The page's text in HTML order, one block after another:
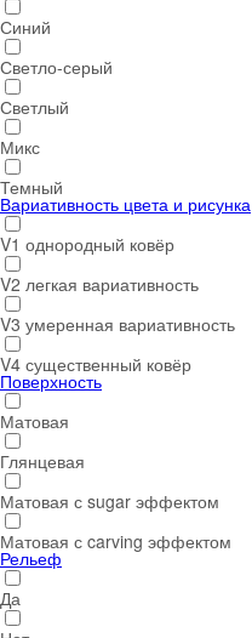
Синий
Светло-серый
Светлый
Микс
Темный
Вариативность цвета и рисунка
V1 однородный ковёр
V2 легкая вариативность
V3 умеренная вариативность
V4 существенный ковёр
Поверхность
Матовая
Глянцевая
Матовая с sugar эффектом
Матовая с carving эффектом
Рельеф
Да